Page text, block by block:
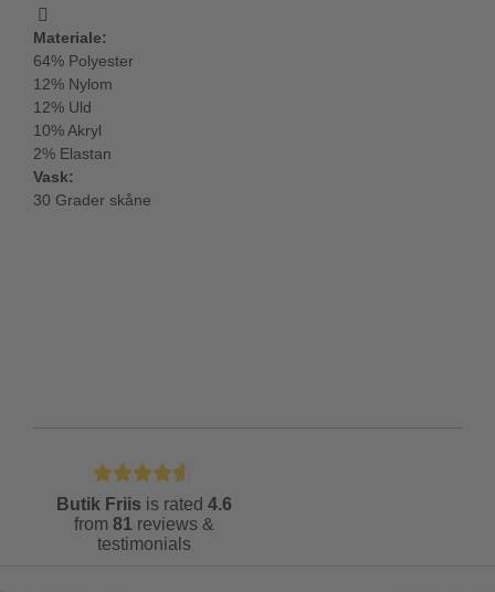
Materiale:
64% Polyester
12% Nylom
12% Uld
10% Akryl
2% Elastan
Vask:
30 Grader skåne
Butik Friis is rated 4.6
from 81 reviews &
testimonials